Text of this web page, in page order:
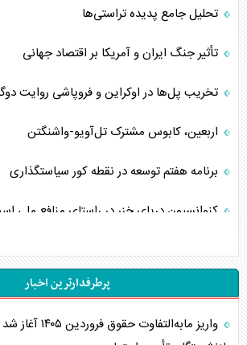
تحلیل جامع پدیده تراستی‌ها
تأثیر جنگ ایران و آمریکا بر اقتصاد جهانی
تخریب پل‌ها در اوکراین و فروپاشی روایت
اربعین، کابوس مشترک تل‌آویو-واشنگتن
برنامه هفتم توسعه در نقطه کور سیاستگذاری
کنوانسیون دریای خزر در راستای منافع ملی
اهمیت راهبردی اردن برای آمریکا
پیام، ظرفیت بالفعل‌نشده تجارت ایران
پرطرفدارترین اخبار
واریز